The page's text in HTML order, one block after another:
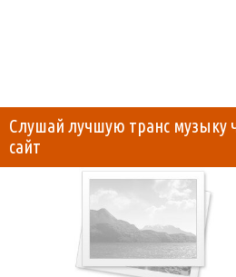
Слушай лучшую транс музыку
сайт